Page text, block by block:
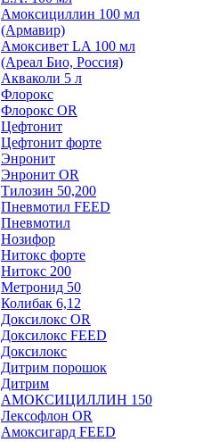
Амоксициллин 100 мл
(Армавир)
Амоксивет LA 100 мл
(Ареал Био, Россия)
Акваколи 5 л
Флорокс
Флорокс OR
Цефтонит
Цефтонит форте
Энронит
Энронит OR
Тилозин 50,200
Пневмотил FEED
Пневмотил
Нозифор
Нитокс форте
Нитокс 200
Метронид 50
Колибак 6,12
Доксилокс OR
Доксилокс FEED
Доксилокс
Дитрим порошок
Дитрим
АМОКСИЦИЛЛИН 150
Лексофлон OR
Амоксигард FEED